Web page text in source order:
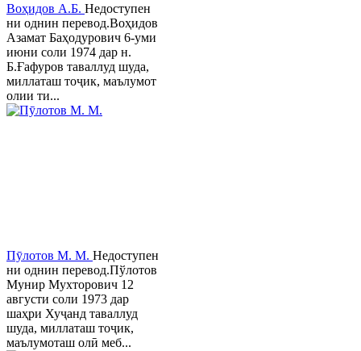
Воҳидов А.Б. Недоступен
ни однин перевод.Воҳидов
Азамат Баҳодурович 6-уми
июни соли 1974 дар н.
Б.Ғафуров таваллуд шуда,
миллаташ тоҷик, маълумот
олии ти...
Пӯлотов М. М. Недоступен
ни однин перевод.Пўлотов
Мунир Мухторович 12
августи соли 1973 дар
шаҳри Хуҷанд таваллуд
шуда, миллаташ тоҷик,
маълумоташ олӣ меб...